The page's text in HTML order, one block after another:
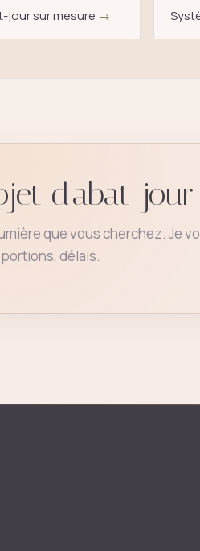
jour sur mesure →
d'abat-
que vous cherchez. Je
délais.